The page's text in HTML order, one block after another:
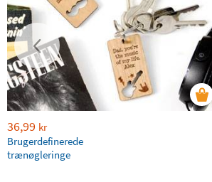
36,99 kr
Brugerdefinerede
trænøgleringe